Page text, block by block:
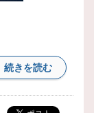
続きを読む